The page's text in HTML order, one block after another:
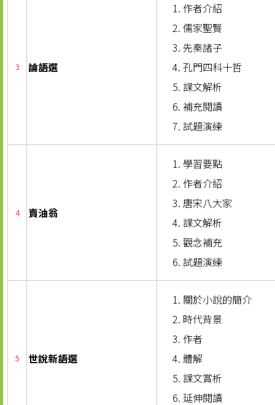
3 論語選
作者介紹
儒家聖賢
先秦諸子
孔門四科十哲
課文解析
補充閱讀
試題演練
4 賣油翁
學習要點
作者介紹
唐宋八大家
課文解析
觀念補充
試題演練
5 世說新語選
關於小說的簡介
時代背景
作者
體解
課文賞析
延伸閱讀